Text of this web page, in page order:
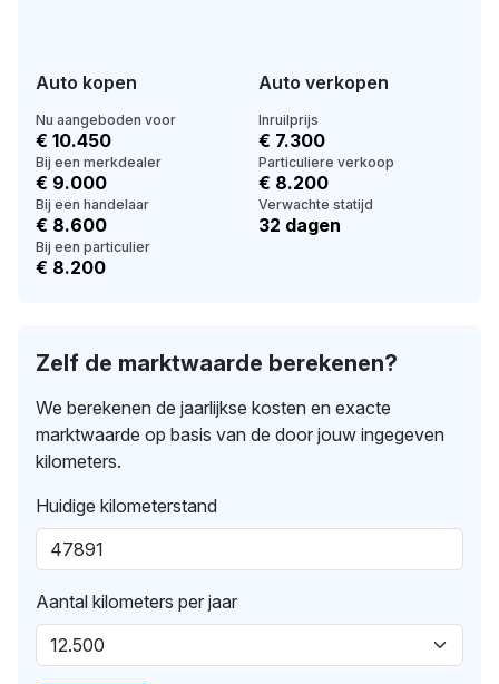
Auto kopen
Nu aangeboden voor
€ 10.450
Bij een merkdealer
€ 9.000
Bij een handelaar
€ 8.600
Bij een particulier
€ 8.200
Auto verkopen
Inruilprijs
€ 7.300
Particuliere verkoop
€ 8.200
Verwachte statijd
32 dagen
Zelf de marktwaarde berekenen?
We berekenen de jaarlijkse kosten en exacte
marktwaarde op basis van de door jouw ingegeven
kilometers.
Huidige kilometerstand
Aantal kilometers per jaar